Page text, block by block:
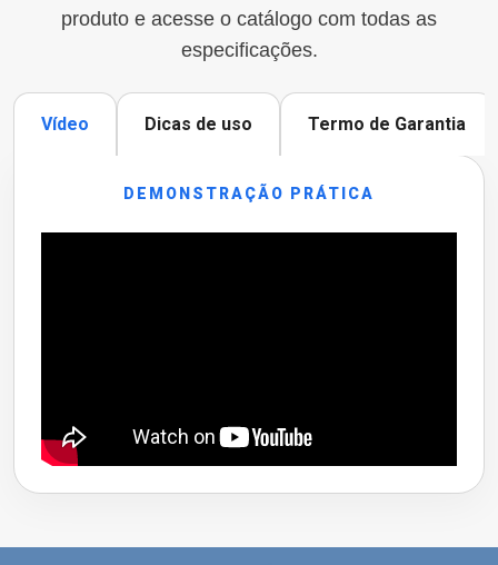
produto e acesse o catálogo com todas as
especificações.
Vídeo Dicas de uso Termo de Garantia
DEMONSTRAÇÃO PRÁTICA